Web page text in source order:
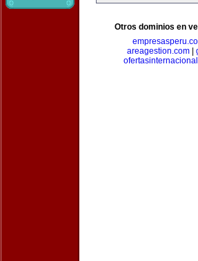
Otros dominios en
areagestion.com|